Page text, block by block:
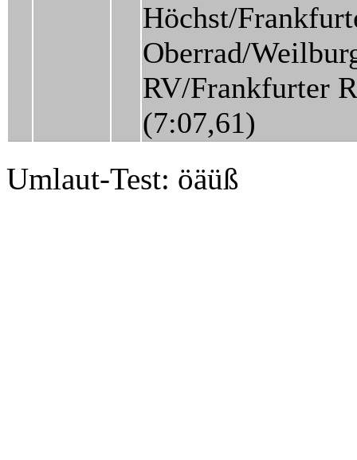
Höchst/
Oberrad/
RV/Frankfurter
(7:07,61)
Umlaut-Test: öäüß